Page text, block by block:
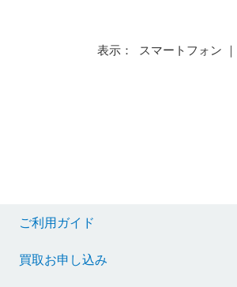
表示： スマートフォン ｜
ご利用ガイド
買取お申し込み